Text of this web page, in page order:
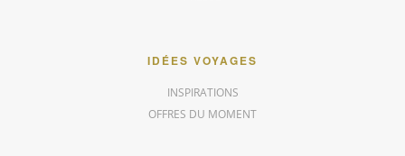
IDÉES VOYAGES
INSPIRATIONS
OFFRES DU MOMENT